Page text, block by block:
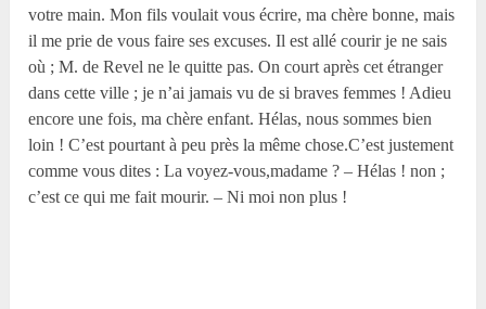
votre main. Mon fils voulait vous écrire, ma chère bonne, mais
il me prie de vous faire ses excuses. Il est allé courir je ne sais
où ; M. de Revel ne le quitte pas. On court après cet étranger
dans cette ville ; je n’ai jamais vu de si braves femmes ! Adieu
encore une fois, ma chère enfant. Hélas, nous sommes bien
loin ! C’est pourtant à peu près la même chose.C’est justement
comme vous dites : La voyez-vous,madame ? – Hélas ! non ;
c’est ce qui me fait mourir. – Ni moi non plus !